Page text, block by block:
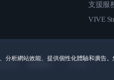
分析網站效能、提供個性化體驗和廣告
支援服
VIVE